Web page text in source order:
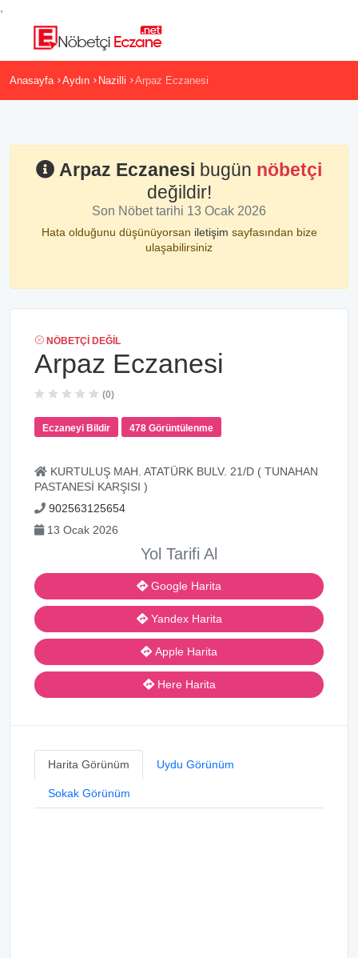
Anasayfa Aydın Nazilli Arpaz Eczanesi
Arpaz Eczanesi bugün nöbetçi
değildir!
Son Nöbet tarihi 13 Ocak 2026
Hata olduğunu düşünüyorsan iletişim sayfasından bize
ulaşabilirsiniz
NÖBETÇI DEĞIL
Arpaz Eczanesi
(0)
Eczaneyi Bildir 478 Görüntülenme
KURTULUŞ MAH. ATATÜRK BULV. 21/D ( TUNAHAN
PASTANESİ KARŞISI )
902563125654
13 Ocak 2026
Yol Tarifi Al
Google Harita
Yandex Harita
Apple Harita
Here Harita
Harita Görünüm Uydu Görünüm
Sokak Görünüm